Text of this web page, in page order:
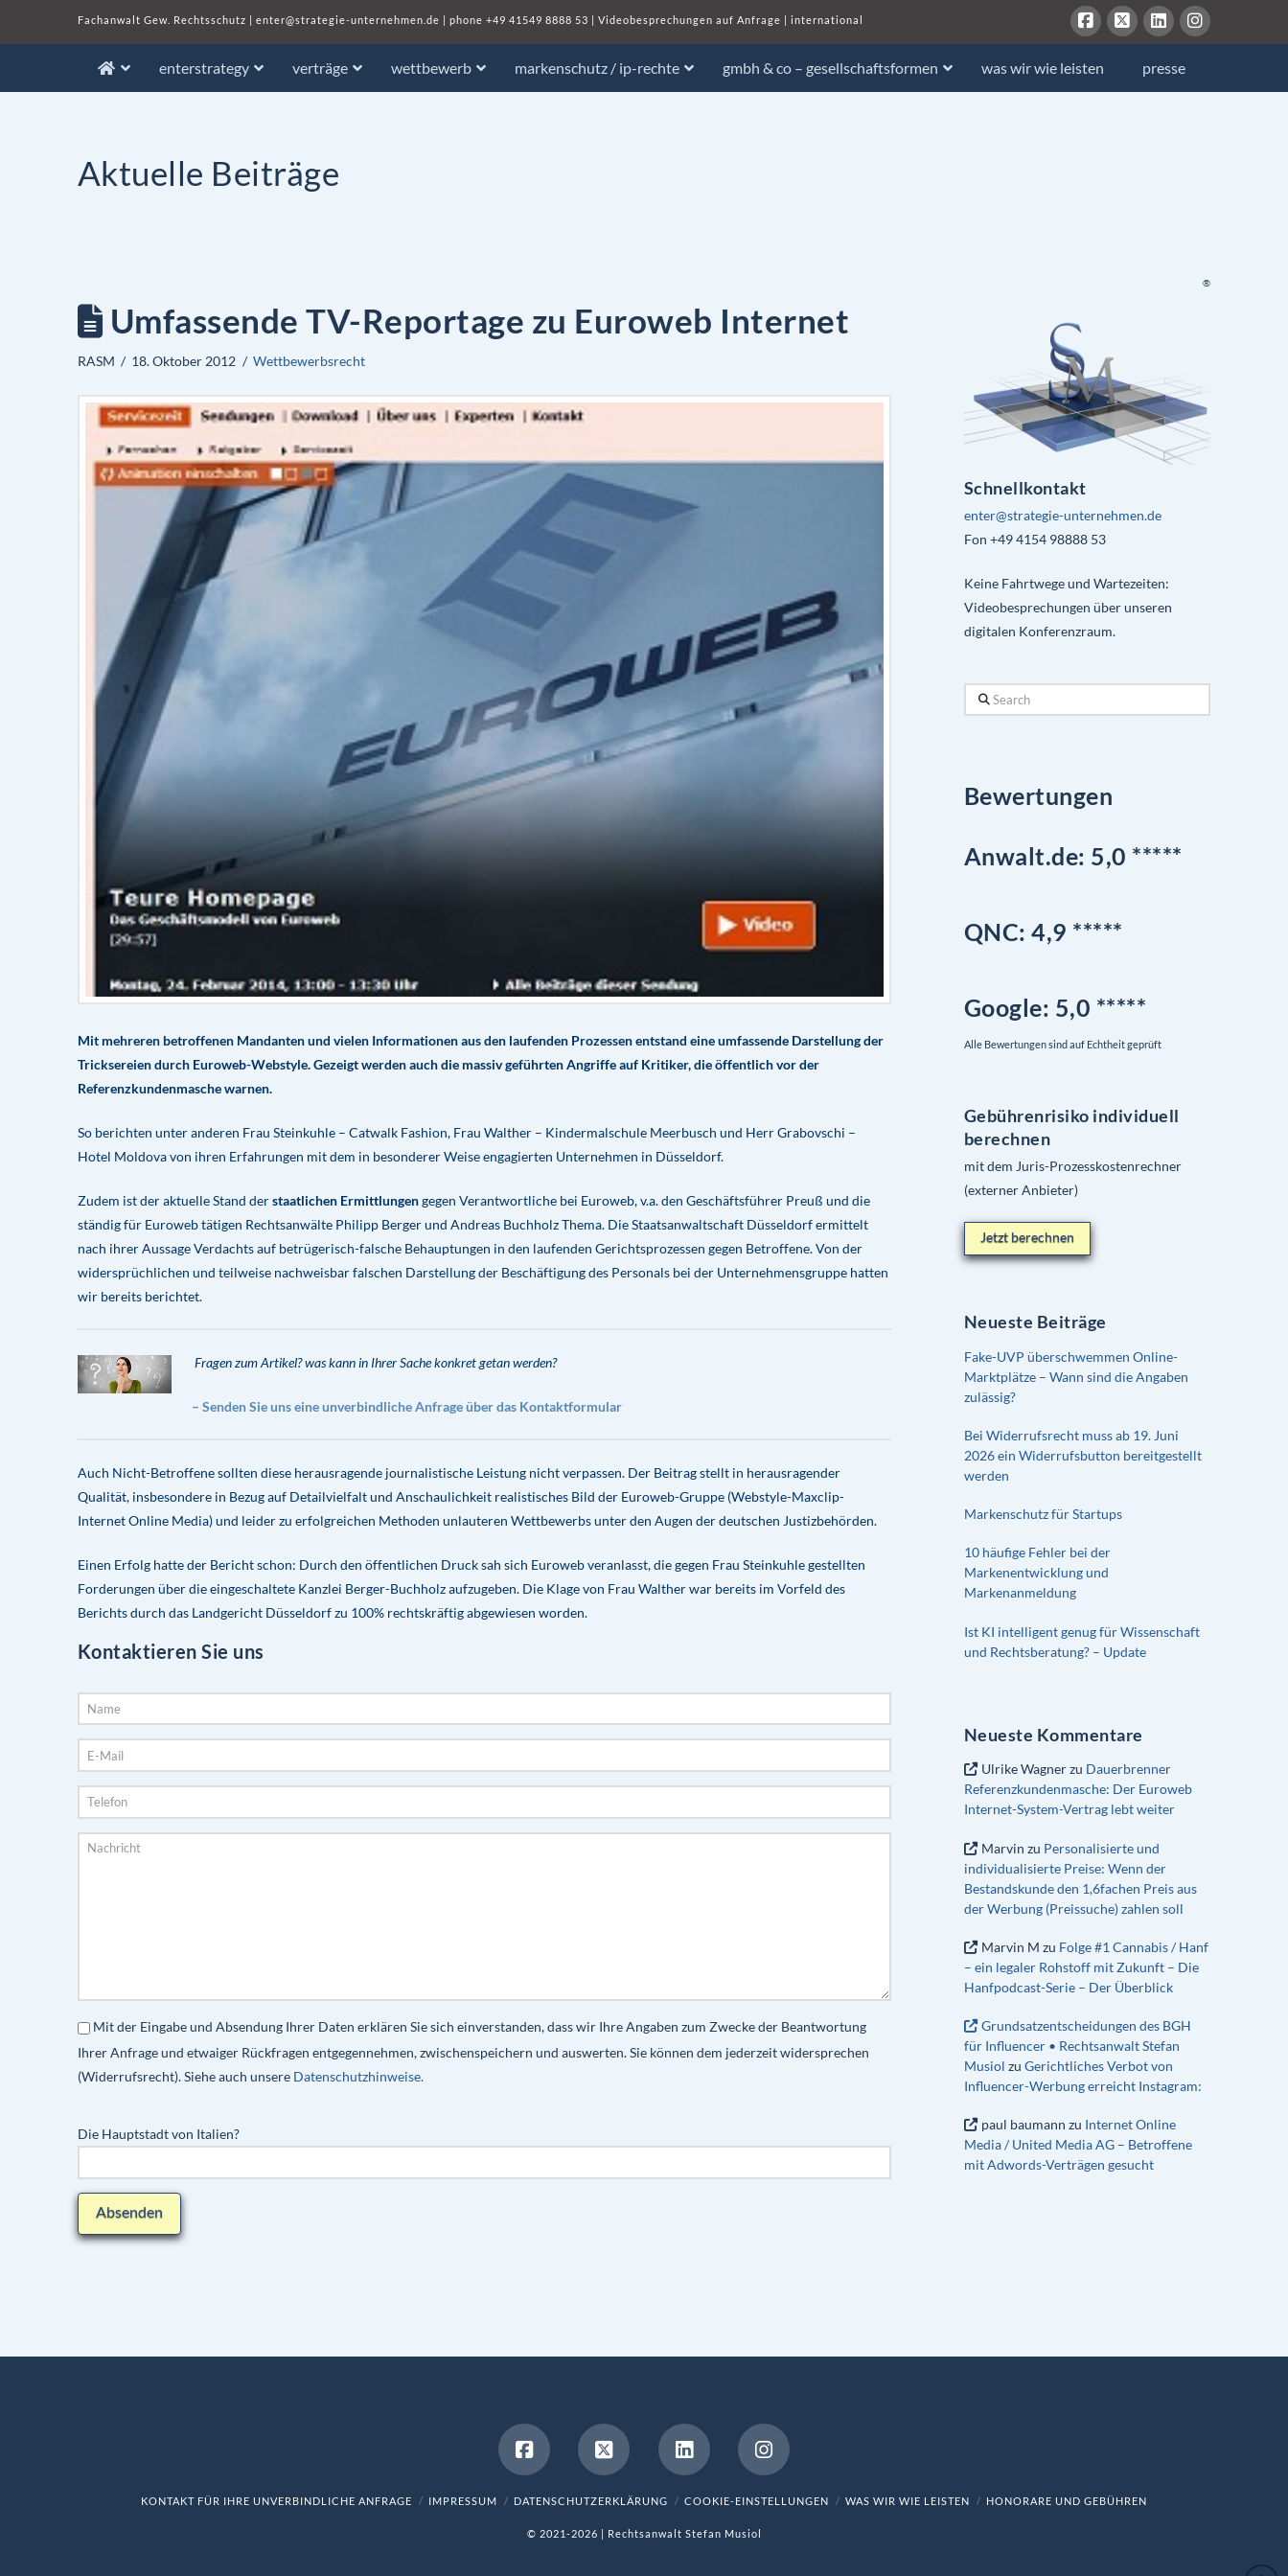
Fachanwalt Gew. Rechtsschutz | enter@strategie-unternehmen.de | phone +49 41549 8888 53 | Videobesprechungen auf Anfrage | international
enterstrategy verträge wettbewerb markenschutz / ip-rechte gmbh & co – gesellschaftsformen was wir wie leisten presse
Aktuelle Beiträge
Umfassende TV-Reportage zu Euroweb Internet
RASM 18. Oktober 2012 Wettbewerbsrecht
Mit mehreren betroffenen Mandanten und vielen Informationen aus den laufenden Prozessen entstand eine umfassende Darstellung der
Tricksereien durch Euroweb-Webstyle. Gezeigt werden auch die massiv geführten Angriffe auf Kritiker, die öffentlich vor der
Referenzkundenmasche warnen.
So berichten unter anderen Frau Steinkuhle – Catwalk Fashion, Frau Walther – Kindermalschule Meerbusch und Herr Grabovschi –
Hotel Moldova von ihren Erfahrungen mit dem in besonderer Weise engagierten Unternehmen in Düsseldorf.
Zudem ist der aktuelle Stand derstaatlichen Ermittlungengegen Verantwortliche bei Euroweb, v.a. den Geschäftsführer Preuß und die
ständig für Euroweb tätigen Rechtsanwälte Philipp Berger und Andreas Buchholz Thema. Die Staatsanwaltschaft Düsseldorf ermittelt
nach ihrer Aussage Verdachts auf betrügerisch-falsche Behauptungen in den laufenden Gerichtsprozessen gegen Betroffene. Von der
widersprüchlichen und teilweise nachweisbar falschen Darstellung der Beschäftigung des Personals bei der Unternehmensgruppe hatten
wir bereits berichtet.
Fragen zum Artikel? was kann in Ihrer Sache konkret getan werden?
– Senden Sie uns eine unverbindliche Anfrageüber das Kontaktformular
Auch Nicht-Betroffene sollten diese herausragende journalistische Leistung nicht verpassen. Der Beitrag stellt in herausragender
Qualität, insbesondere in Bezug auf Detailvielfalt und Anschaulichkeit realistisches Bild der Euroweb-Gruppe (Webstyle-Maxclip-
Internet Online Media) und leider zu erfolgreichen Methoden unlauteren Wettbewerbs unter den Augen der deutschen Justizbehörden.
Einen Erfolg hatte der Bericht schon: Durch den öffentlichen Druck sah sich Euroweb veranlasst, die gegen Frau Steinkuhle gestellten
Forderungen über die eingeschaltete Kanzlei Berger-Buchholz aufzugeben. Die Klage von Frau Walther war bereits im Vorfeld des
Berichts durch das Landgericht Düsseldorf zu 100% rechtskräftig abgewiesen worden.
Kontaktieren Sie uns
Mit der Eingabe und Absendung Ihrer Daten erklären Sie sich einverstanden, dass wir Ihre Angaben zum Zwecke der Beantwortung
Ihrer Anfrage und etwaiger Rückfragen entgegennehmen, zwischenspeichern und auswerten. Sie können dem jederzeit widersprechen
(Widerrufsrecht). Siehe auch unsere Datenschutzhinweise.
Die Hauptstadt von Italien?
®
Schnellkontakt
enter@strategie-unternehmen.de
Fon +49 4154 98888 53
Keine Fahrtwege und Wartezeiten:
Videobesprechungen über unseren
digitalen Konferenzraum.
Search
Bewertungen
Anwalt.de: 5,0 *****
QNC: 4,9 *****
Google: 5,0 *****
Alle Bewertungen sind auf Echtheit geprüft
Gebührenrisiko individuell
berechnen
mit dem Juris-Prozesskostenrechner
(externer Anbieter)
Jetzt berechnen
Neueste Beiträge
Fake-UVP überschwemmen Online-
Marktplätze – Wann sind die Angaben
zulässig?
Bei Widerrufsrecht muss ab 19. Juni
2026 ein Widerrufsbutton bereitgestellt
werden
Markenschutz für Startups
10 häufige Fehler bei der
Markenentwicklung und
Markenanmeldung
Ist KI intelligent genug für Wissenschaft
und Rechtsberatung? – Update
Neueste Kommentare
Ulrike Wagnerzu Dauerbrenner
Referenzkundenmasche: Der Euroweb
Internet-System-Vertrag lebt weiter
Marvin zu Personalisierte und
individualisierte Preise: Wenn der
Bestandskunde den 1,6fachen Preis aus
der Werbung (Preissuche) zahlen soll
Marvin M zu Folge #1 Cannabis / Hanf
– ein legaler Rohstoff mit Zukunft – Die
Hanfpodcast-Serie – Der Überblick
Grundsatzentscheidungen des BGH
für Influencer • Rechtsanwalt Stefan
Musiol zu Gerichtliches Verbot von
Influencer-Werbung erreicht Instagram:
paul baumann zu Internet Online
Media / United Media AG – Betroffene
mit Adwords-Verträgen gesucht
KONTAKT FÜR IHRE UNVERBINDLICHE ANFRAGE IMPRESSUM DATENSCHUTZERKLÄRUNG COOKIE-EINSTELLUNGEN WAS WIR WIE LEISTEN HONORARE UND GEBÜHREN
© 2021-2026 | Rechtsanwalt Stefan Musiol